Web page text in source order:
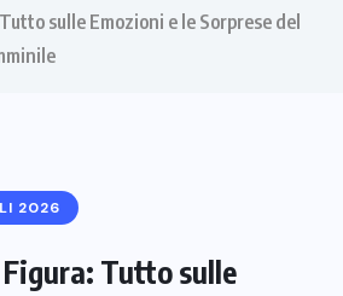
sulle Emozioni e le Sorprese del
2026
Tutto sulle